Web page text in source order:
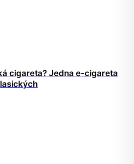
cigareta? Jedna e-cigareta